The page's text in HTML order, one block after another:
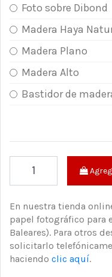
Foto sobre Dibond
Madera Haya
Madera Plano
Madera Alto
Bastidor de
En nuestra tienda
papel fotográfico para
Baleares). Para otros
solicitarlo
haciendo clic aquí.